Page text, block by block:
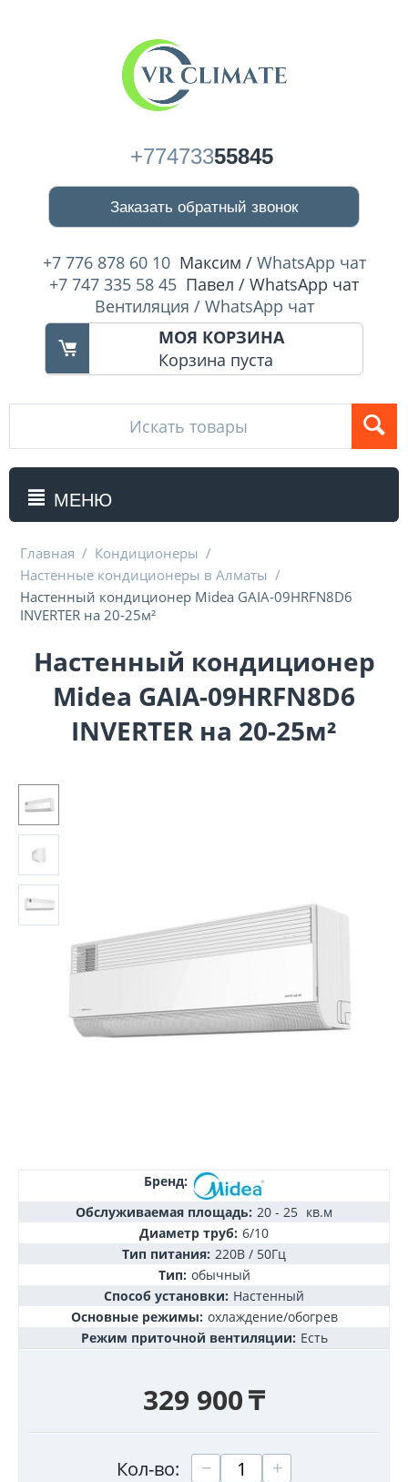
+77473355845
Заказать обратный звонок
+7 776 878 60 10 Максим / WhatsApp чат
+7 747 335 58 45 Павел / WhatsApp чат
Вентиляция / WhatsApp чат
МОЯ КОРЗИНА
Корзина пуста
МЕНЮ
Главная / Кондиционеры /
Настенные кондиционеры в Алматы /
Настенный кондиционер Midea GAIA-09HRFN8D6
INVERTER на 20-25м²
Настенный кондиционер
Midea GAIA-09HRFN8D6
INVERTER на 20-25м²
Бренд:
Обслуживаемая площадь: 20 - 25 кв.м
Диаметр труб: 6/10
Тип питания: 220В / 50Гц
Тип: обычный
Способ установки: Настенный
Основные режимы: охлаждение/обогрев
Режим приточной вентиляции: Есть
329 900₸
Кол-во: +
−